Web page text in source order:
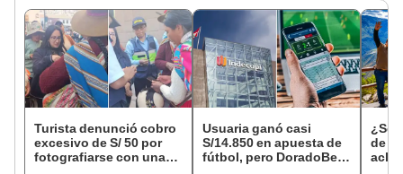
Turista denunció cobro
excesivo de S/ 50 por
fotografiarse con una
Usuaria ganó casi
S/14.850 en apuesta de
fútbol, pero DoradoBet
¿Se
de